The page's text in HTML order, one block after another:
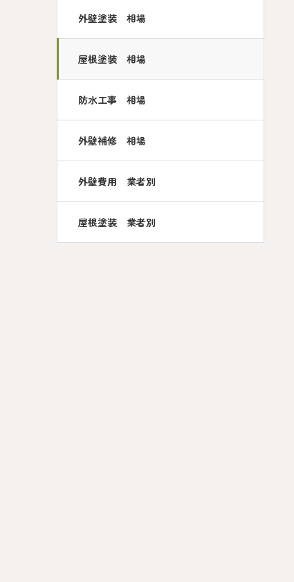
外壁塗装 相場
屋根塗装 相場
防水工事 相場
外壁補修 相場
外壁費用 業者別
屋根塗装 業者別